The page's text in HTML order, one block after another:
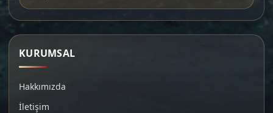
KURUMSAL
Hakkımızda
İletişim